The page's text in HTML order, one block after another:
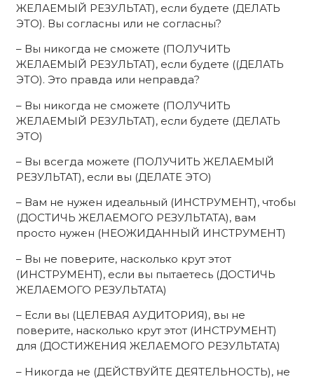
ЖЕЛАЕМЫЙ РЕЗУЛЬТАТ), если будете (ДЕЛАТЬ
ЭТО). Вы согласны или не согласны?
– Вы никогда не сможете (ПОЛУЧИТЬ
ЖЕЛАЕМЫЙ РЕЗУЛЬТАТ), если будете ((ДЕЛАТЬ
ЭТО). Это правда или неправда?
– Вы никогда не сможете (ПОЛУЧИТЬ
ЖЕЛАЕМЫЙ РЕЗУЛЬТАТ), если будете (ДЕЛАТЬ
ЭТО)
– Вы всегда можете (ПОЛУЧИТЬ ЖЕЛАЕМЫЙ
РЕЗУЛЬТАТ), если вы (ДЕЛАТЕ ЭТО)
– Вам не нужен идеальный (ИНСТРУМЕНТ), чтобы
(ДОСТИЧЬ ЖЕЛАЕМОГО РЕЗУЛЬТАТА), вам
просто нужен (НЕОЖИДАННЫЙ ИНСТРУМЕНТ)
– Вы не поверите, насколько крут этот
(ИНСТРУМЕНТ), если вы пытаетесь (ДОСТИЧЬ
ЖЕЛАЕМОГО РЕЗУЛЬТАТА)
– Если вы (ЦЕЛЕВАЯ АУДИТОРИЯ), вы не
поверите, насколько крут этот (ИНСТРУМЕНТ)
для (ДОСТИЖЕНИЯ ЖЕЛАЕМОГО РЕЗУЛЬТАТА)
– Никогда не (ДЕЙСТВУЙТЕ ДЕЯТЕЛЬНОСТЬ), не